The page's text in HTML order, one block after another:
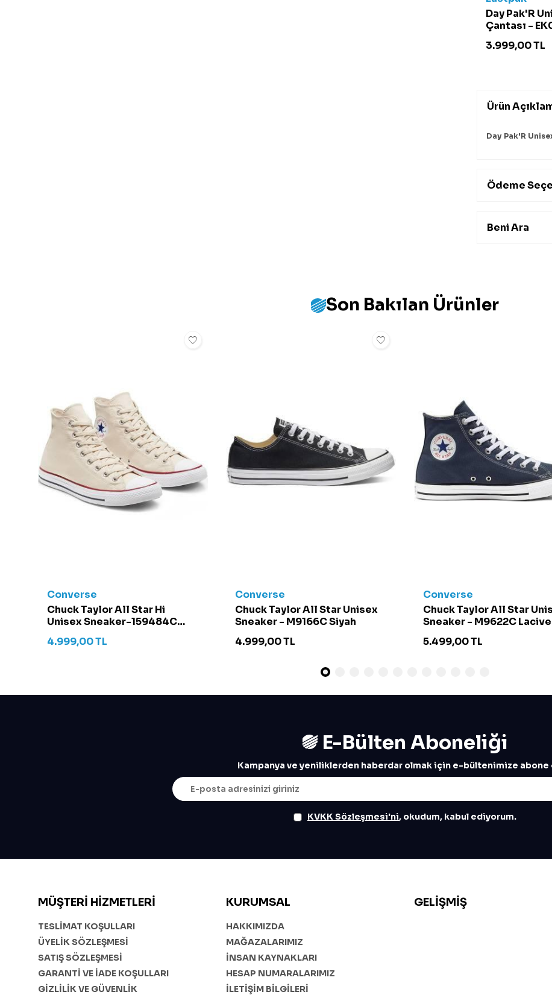
Day Pak'R
Çantası -
3.999,00TL
Ürün
Day Pak'R
Ödeme
Beni Ara
Son Bakılan Ürünler
Converse
Chuck Taylor All Star Hi
Unisex Sneaker-159484C
4.999,00TL
Converse
Chuck Taylor All Star Unisex
Sneaker - M9166C Siyah
4.999,00TL
Converse
Chuck Taylor All Star
Sneaker - M9622C
5.499,00TL
E-Bülten Aboneliği
Kampanya ve yeniliklerden haberdar olmak için e-bültenimize abone
KVKK Sözleşmesi'ni, okudum, kabul ediyorum.
MÜŞTERI HIZMETLERI
TESLİMAT KOŞULLARI
ÜYELİK SÖZLEŞMESİ
SATIŞ SÖZLEŞMESİ
GARANTİ VE İADE KOŞULLARI
GİZLİLİK VE GÜVENLİK
KURUMSAL
HAKKIMIZDA
MAĞAZALARIMIZ
İNSAN KAYNAKLARI
HESAP NUMARALARIMIZ
İLETİŞİM BİLGİLERİ
GELIŞMIŞ